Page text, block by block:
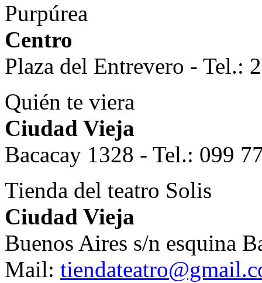
Purpúrea
Centro
Plaza del Entrevero - Tel.:
Quién te viera
Ciudad Vieja
Bacacay 1328 - Tel.: 099
Tienda del teatro Solis
Ciudad Vieja
Buenos Aires s/n esquina
Mail: